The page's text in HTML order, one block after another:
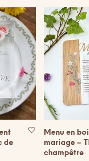
de
Menu en
mariage –
champêtre